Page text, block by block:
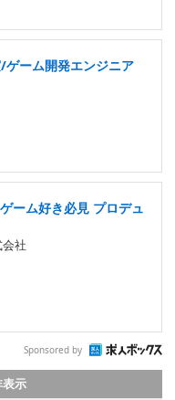
ーム開発エンジニア
ーム好き必見 プロデュ
社
Sponsored by
表示